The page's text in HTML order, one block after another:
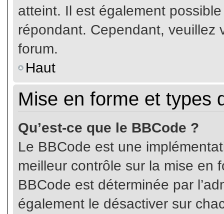
atteint. Il est également
répondant. Cependant, veuillez
forum.
Haut
Mise en forme et types
Qu’est-ce que le BBCode ?
Le BBCode est une
meilleur contrôle sur la mise en
BBCode est déterminée par
également le désactiver sur